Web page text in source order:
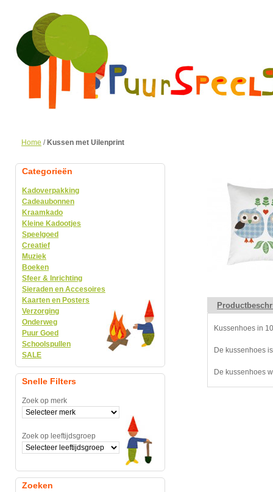
Home / Kussen met Uilenprint
Kussenhoes in
De kussenhoes
De kussenhoes
Categorieën
Kadoverpakking
Cadeaubonnen
Kraamkado
Kleine Kadootjes
Speelgoed
Creatief
Muziek
Boeken
Sfeer & Inrichting
Sieraden en Accesoires
Kaarten en Posters
Verzorging
Onderweg
Puur Goed
Schoolspullen
SALE
Snelle Filters
Zoek op merk
Zoek op leeftijdsgroep
Zoeken